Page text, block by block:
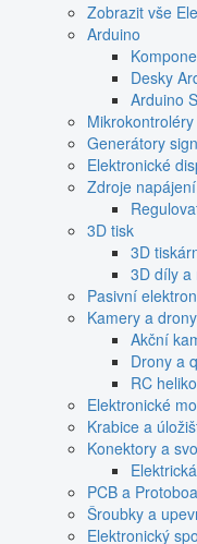
Zobrazit vše
Arduino
Desky
Arduino
Generátory
Elektronické
Zdroje napájení
3D tisk
3D
3D díly a
Pasivní
Kamery a drony
Akční
Drony a
RC
Elektronické
Krabice a
Konektory a
PCB a
Šroubky a
Elektronický